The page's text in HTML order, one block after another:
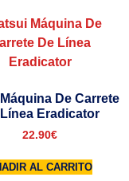
De Carrete
Línea Eradicator
22.90€
AL CARRITO